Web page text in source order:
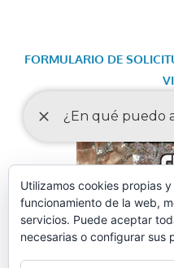
FORMULARIO DE
Utilizamos cookies propias
funcionamiento de la web,
servicios. Puede aceptar
necesarias o configurar sus